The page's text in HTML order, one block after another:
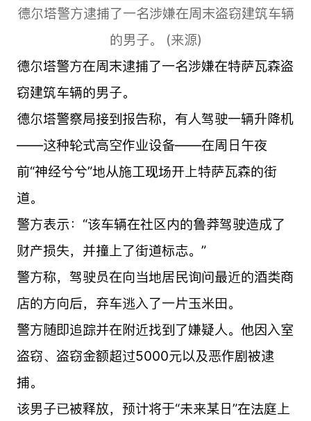
德尔塔警方逮捕了一名涉嫌在周末盗窃建筑车辆
的男子。 (来源)
德尔塔警方在周末逮捕了一名涉嫌在特萨瓦森盗
窃建筑车辆的男子。
德尔塔警察局接到报告称，有人驾驶一辆升降机
——这种轮式高空作业设备——在周日午夜
前“神经兮兮”地从施工现场开上特萨瓦森的街
道。
警方表示：“该车辆在社区内的鲁莽驾驶造成了
财产损失，并撞上了街道标志。”
警方称，驾驶员在向当地居民询问最近的酒类商
店的方向后，弃车逃入了一片玉米田。
警方随即追踪并在附近找到了嫌疑人。他因入室
盗窃、盗窃金额超过5000元以及恶作剧被逮
捕。
该男子已被释放，预计将于“未来某日”在法庭上